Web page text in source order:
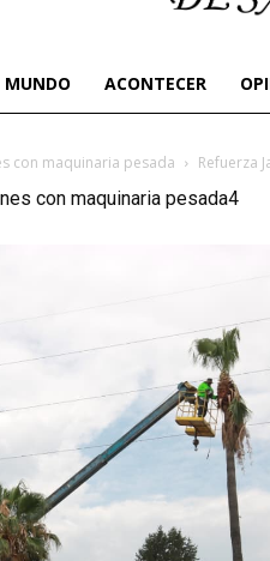
MUNDO ACONTECER
con maquinaria pesada Refuerza
con maquinaria pesada4